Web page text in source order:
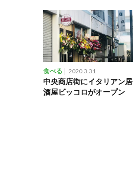
食べる 2020.3.31
中央商店街にイタリアン居
酒屋ビッコロがオープン